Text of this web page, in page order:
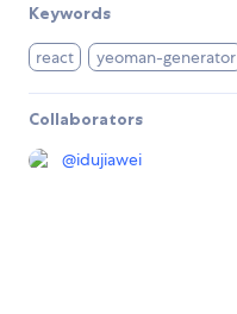
Keywords
react yeoman-generator
Collaborators
@idujiawei